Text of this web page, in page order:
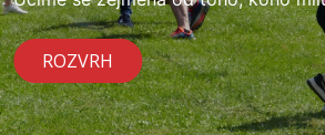
ROZVRH